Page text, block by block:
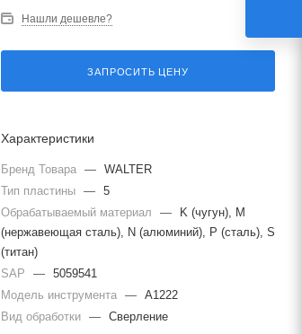
Нашли дешевле?
ЗАПРОСИТЬ ЦЕНУ
Характеристики
Бренд Товара — WALTER
Тип пластины — 5
Обрабатываемый материал
—
K (чугун), M
(нержавеющая сталь), N (алюминий), P (сталь), S
(титан)
SAP
— 5059541
Модель инструмента — A1222
Вид обработки — Сверление